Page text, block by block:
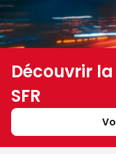
Découvrir
SFR